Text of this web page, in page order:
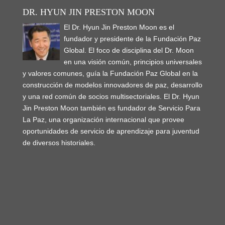
DR. HYUN JIN PRESTON MOON
El Dr. Hyun Jin Preston Moon es el
fundador y presidente de la Fundación Paz
Global. El foco de disciplina del Dr. Moon
en una visión común, principios universales
y valores comunes, guía la Fundación Paz Global en la
construcción de modelos innovadores de paz, desarrollo
y una red común de socios multisectoriales. El Dr. Hyun
Jin Preston Moon también es fundador de Servicio Para
La Paz, una organización internacional que provee
oportunidades de servicio de aprendizaje para juventud
de diversos historiales.